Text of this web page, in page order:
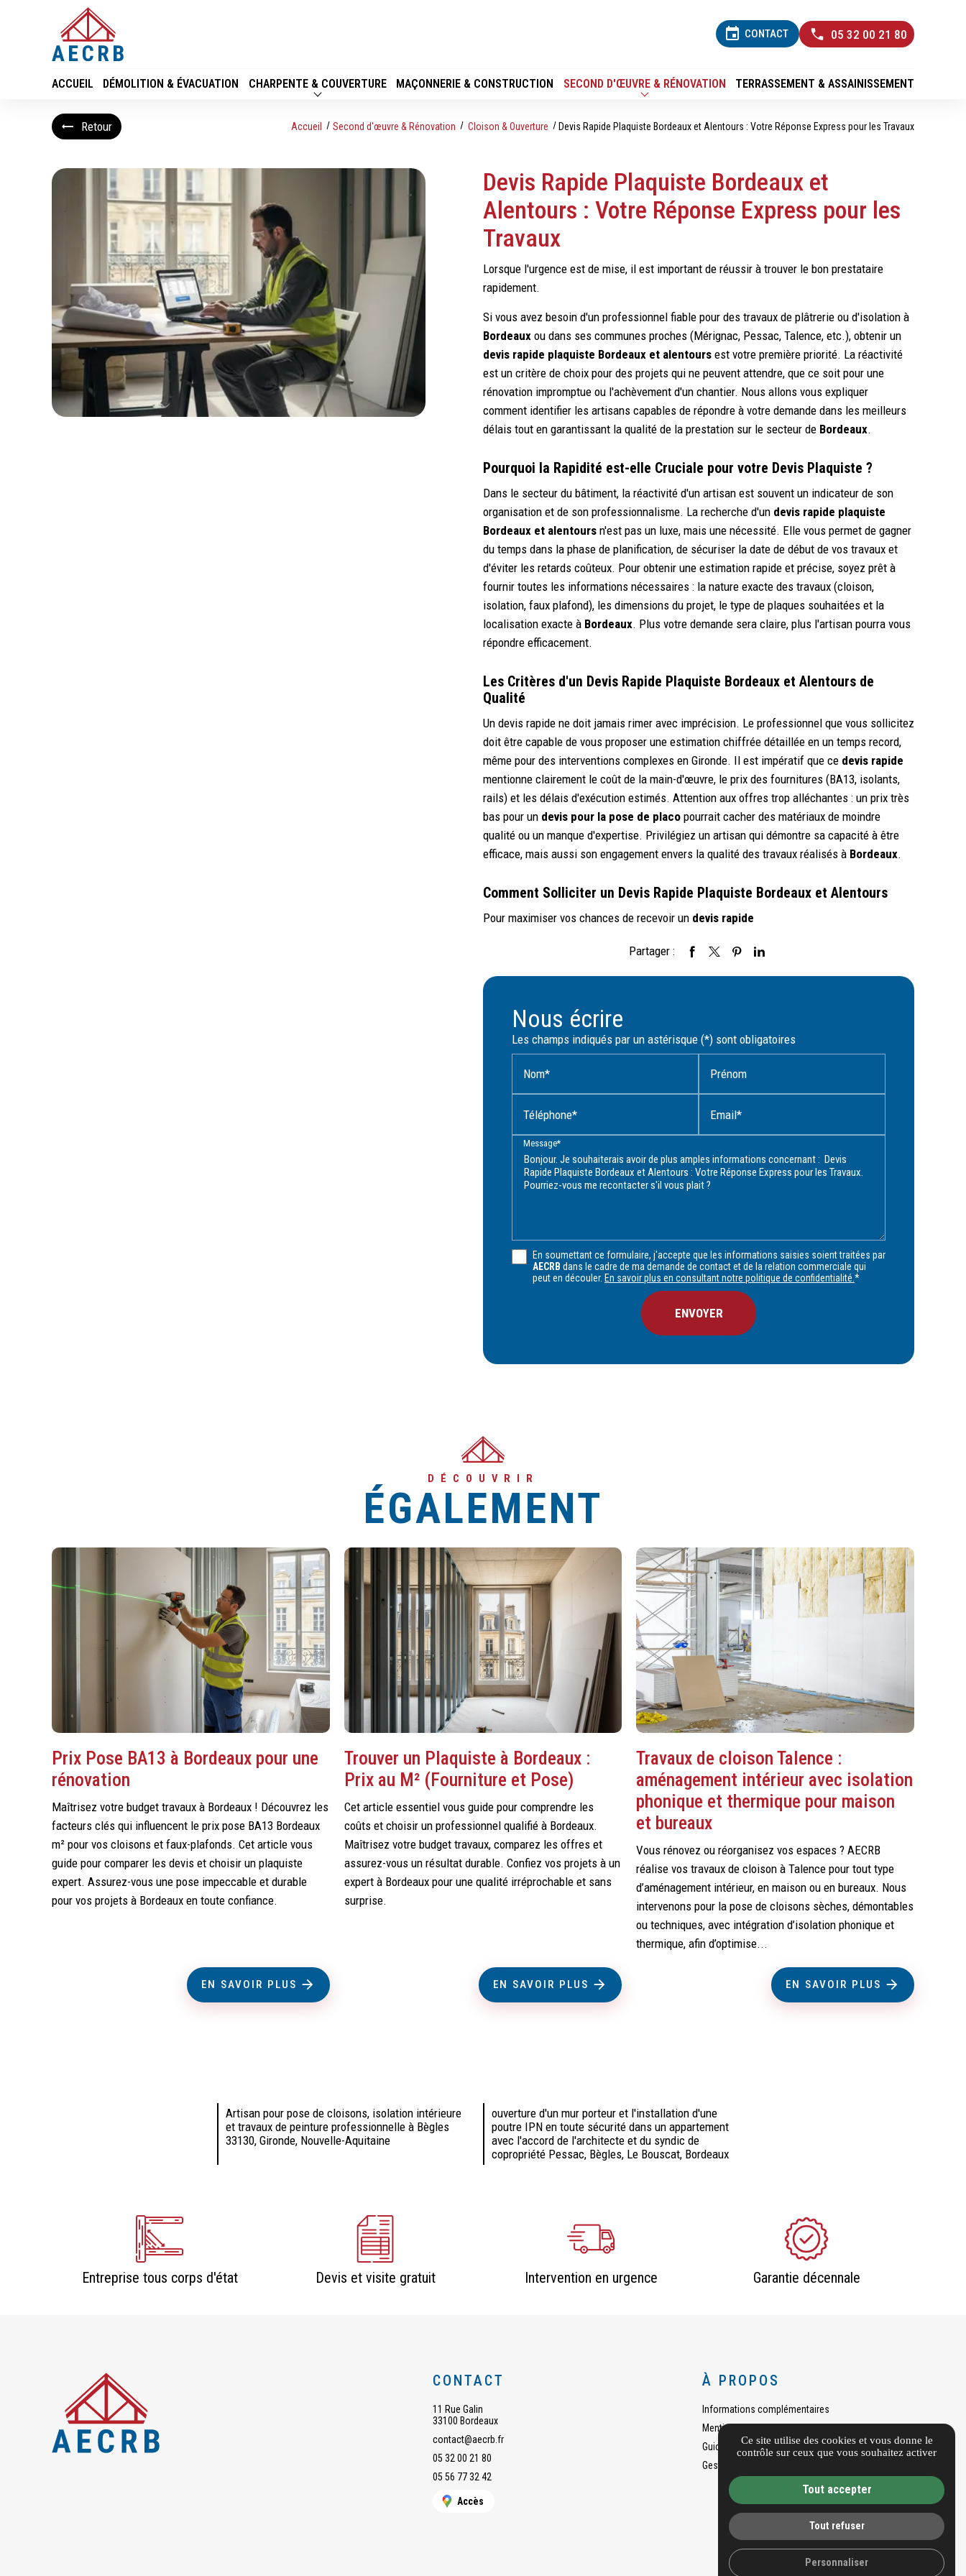
event CONTACT 05 32 00 21 80
ACCUEIL DÉMOLITION & ÉVACUATION CHARPENTE & COUVERTURE MAÇONNERIE & CONSTRUCTION SECOND D'ŒUVRE & RÉNOVATION TERRASSEMENT & ASSAINISSEMENT
Accueil Second d'œuvre & Rénovation Cloison & Ouverture Devis Rapide Plaquiste Bordeaux et Alentours : Votre Réponse Express pour les Travaux
Retour
Devis Rapide Plaquiste Bordeaux et
Alentours : Votre Réponse Express pour les
Travaux
Lorsque l'urgence est de mise, il est important de réussir à trouver le bon prestataire
rapidement.
Si vous avez besoin d'un professionnel fiable pour des travaux de plâtrerie ou d'isolation à
Bordeaux ou dans ses communes proches (Mérignac, Pessac, Talence, etc.), obtenir un
devis rapide plaquiste Bordeaux et alentours est votre première priorité. La réactivité
est un critère de choix pour des projets qui ne peuvent attendre, que ce soit pour une
rénovation impromptue ou l'achèvement d'un chantier. Nous allons vous expliquer
comment identifier les artisans capables de répondre à votre demande dans les meilleurs
délais tout en garantissant la qualité de la prestation sur le secteur de Bordeaux.
Pourquoi la Rapidité est-elle Cruciale pour votre Devis Plaquiste ?
Dans le secteur du bâtiment, la réactivité d'un artisan est souvent un indicateur de son
organisation et de son professionnalisme. La recherche d'un devis rapide plaquiste
Bordeaux et alentours n'est pas un luxe, mais une nécessité. Elle vous permet de gagner
du temps dans la phase de planification, de sécuriser la date de début de vos travaux et
d'éviter les retards coûteux. Pour obtenir une estimation rapide et précise, soyez prêt à
fournir toutes les informations nécessaires : la nature exacte des travaux (cloison,
isolation, faux plafond), les dimensions du projet, le type de plaques souhaitées et la
localisation exacte à Bordeaux. Plus votre demande sera claire, plus l'artisan pourra vous
répondre efficacement.
Les Critères d'un Devis Rapide Plaquiste Bordeaux et Alentours de
Qualité
Un devis rapide ne doit jamais rimer avec imprécision. Le professionnel que vous sollicitez
doit être capable de vous proposer une estimation chiffrée détaillée en un temps record,
même pour des interventions complexes en Gironde. Il est impératif que ce devis rapide
mentionne clairement le coût de la main-d'œuvre, le prix des fournitures (BA13, isolants,
rails) et les délais d'exécution estimés. Attention aux offres trop alléchantes : un prix très
bas pour un devis pour la pose de placo pourrait cacher des matériaux de moindre
qualité ou un manque d'expertise. Privilégiez un artisan qui démontre sa capacité à être
efficace, mais aussi son engagement envers la qualité des travaux réalisés à Bordeaux.
Comment Solliciter un Devis Rapide Plaquiste Bordeaux et Alentours
Pour maximiser vos chances de recevoir un devis rapide
Partager :
Nous écrire
Les champs indiqués par un astérisque (*) sont obligatoires
Nom* Prénom
Téléphone* Email*
Message*
En soumettant ce formulaire, j'accepte que les informations saisies soient traitées par
AECRB dans le cadre de ma demande de contact et de la relation commerciale qui
peut en découler. En savoir plus en consultant notre politique de confidentialité. *
DÉCOUVRIR
ÉGALEMENT
Prix Pose BA13 à Bordeaux pour une
rénovation
Maîtrisez votre budget travaux à Bordeaux ! Découvrez les
facteurs clés qui influencent le prix pose BA13 Bordeaux
m² pour vos cloisons et faux-plafonds. Cet article vous
guide pour comparer les devis et choisir un plaquiste
expert. Assurez-vous une pose impeccable et durable
pour vos projets à Bordeaux en toute confiance.
EN SAVOIR PLUS
Trouver un Plaquiste à Bordeaux :
Prix au M² (Fourniture et Pose)
Cet article essentiel vous guide pour comprendre les
coûts et choisir un professionnel qualifié à Bordeaux.
Maîtrisez votre budget travaux, comparez les offres et
assurez-vous un résultat durable. Confiez vos projets à un
expert à Bordeaux pour une qualité irréprochable et sans
surprise.
EN SAVOIR PLUS
Travaux de cloison Talence :
aménagement intérieur avec isolation
phonique et thermique pour maison
et bureaux
Vous rénovez ou réorganisez vos espaces ? AECRB
réalise vos travaux de cloison à Talence pour tout type
d’aménagement intérieur, en maison ou en bureaux. Nous
intervenons pour la pose de cloisons sèches, démontables
ou techniques, avec intégration d’isolation phonique et
thermique, afin d’optimise...
EN SAVOIR PLUS
Artisan pour pose de cloisons, isolation intérieure
et travaux de peinture professionnelle à Bègles
33130, Gironde, Nouvelle-Aquitaine
ouverture d'un mur porteur et l'installation d'une
poutre IPN en toute sécurité dans un appartement
avec l'accord de l'architecte et du syndic de
copropriété Pessac, Bègles, Le Bouscat, Bordeaux
Entreprise tous corps d'état Devis et visite gratuit Intervention en urgence Garantie décennale
CONTACT
11 Rue Galin
33100 Bordeaux
contact@aecrb.fr
05 32 00 21 80
05 56 77 32 42
Accès
À PROPOS
Informations complémentaires
Mentions légales
Guide local
Gestion des cookies
Panneau de gestion des cookies
Ce site utilise des cookies et vous donne le
contrôle sur ceux que vous souhaitez activer
Tout accepter
Tout refuser
Personnaliser